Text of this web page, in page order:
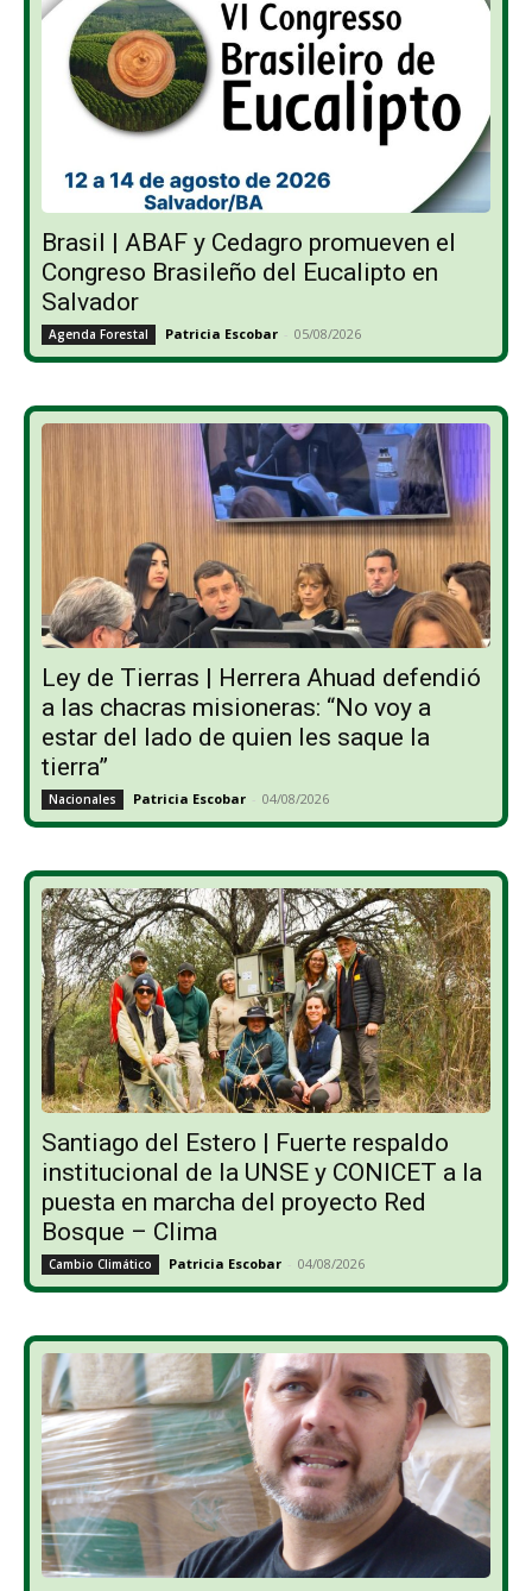
Brasil | ABAF y Cedagro promueven el
Congreso Brasileño del Eucalipto en
Salvador
Agenda Forestal Patricia Escobar - 05/08/2026
Ley de Tierras | Herrera Ahuad defendió
a las chacras misioneras: “No voy a
estar del lado de quien les saque la
tierra”
Nacionales Patricia Escobar - 04/08/2026
Santiago del Estero | Fuerte respaldo
institucional de la UNSE y CONICET a la
puesta en marcha del proyecto Red
Bosque – Clima
Cambio Climático Patricia Escobar - 04/08/2026